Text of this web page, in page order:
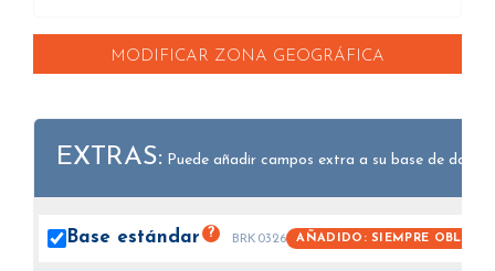
MODIFICAR ZONA GEOGRÁFICA
EXTRAS: Puede añadir campos extra a su base de datos.
Base estándar ? BRK0326 AÑADIDO: SIEMPRE